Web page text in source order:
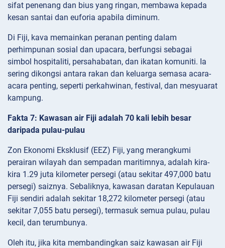
sifat penenang dan bius yang ringan, membawa kepada
kesan santai dan euforia apabila diminum.
Di Fiji, kava memainkan peranan penting dalam
perhimpunan sosial dan upacara, berfungsi sebagai
simbol hospitaliti, persahabatan, dan ikatan komuniti. Ia
sering dikongsi antara rakan dan keluarga semasa acara-
acara penting, seperti perkahwinan, festival, dan mesyuarat
kampung.
Fakta 7: Kawasan air Fiji adalah 70 kali lebih besar
daripada pulau-pulau
Zon Ekonomi Eksklusif (EEZ) Fiji, yang merangkumi
perairan wilayah dan sempadan maritimnya, adalah kira-
kira 1.29 juta kilometer persegi (atau sekitar 497,000 batu
persegi) saiznya. Sebaliknya, kawasan daratan Kepulauan
Fiji sendiri adalah sekitar 18,272 kilometer persegi (atau
sekitar 7,055 batu persegi), termasuk semua pulau, pulau
kecil, dan terumbunya.
Oleh itu, jika kita membandingkan saiz kawasan air Fiji